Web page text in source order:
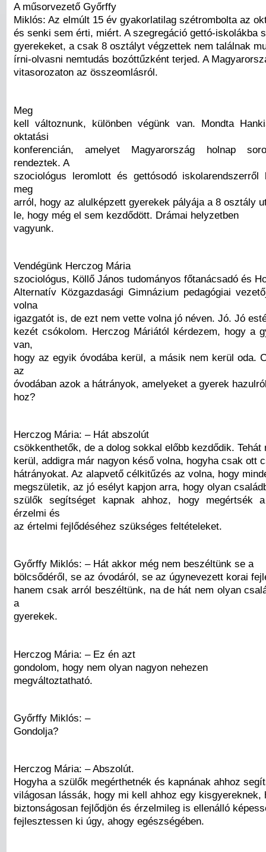
A műsorvezető Győrffy
Miklós: Az elmúlt 15 év gyakorlatilag szétrombolta az
és senki sem érti, miért. A szegregáció gettó-iskolákba
gyerekeket, a csak 8 osztályt végzettek nem találnak
írni-olvasni nemtudás bozóttűzként terjed. A
vitasorozaton az összeomlásról.
Meg
kell változnunk, különben végünk van. Mondta
oktatási
konferencián, amelyet Magyarország holnap
rendeztek. A
szociológus leromlott és gettósodó iskolarendszerről
meg
arról, hogy az alulképzett gyerekek pályája a 8 osztály
le, hogy még el sem kezdődött. Drámai helyzetben
vagyunk.
Vendégünk Herczog Mária
szociológus, Köllő János tudományos főtanácsadó és
Alternatív Közgazdasági Gimnázium pedagógiai
volna
igazgatót is, de ezt nem vette volna jó néven. Jó. Jó
kezét csókolom. Herczog Máriától kérdezem, hogy a
van,
hogy az egyik óvodába kerül, a másik nem kerül oda.
az
óvodában azok a hátrányok, amelyeket a gyerek
hoz?
Herczog Mária: – Hát abszolút
csökkenthetők, de a dolog sokkal előbb kezdődik. Tehát
kerül, addigra már nagyon késő volna, hogyha csak ott
hátrányokat. Az alapvető célkitűzés az volna, hogy
megszületik, az jó esélyt kapjon arra, hogy olyan
szülők segítséget kapnak ahhoz, hogy megértsék
érzelmi és
az értelmi fejlődéséhez szükséges feltételeket.
Győrffy Miklós: – Hát akkor még nem beszéltünk se a
bölcsődéről, se az óvodáról, se az úgynevezett korai
hanem csak arról beszéltünk, na de hát nem olyan
a
gyerekek.
Herczog Mária: – Ez én azt
gondolom, hogy nem olyan nagyon nehezen
megváltoztatható.
Győrffy Miklós: –
Gondolja?
Herczog Mária: – Abszolút.
Hogyha a szülők megérthetnék és kapnának ahhoz
világosan lássák, hogy mi kell ahhoz egy kisgyereknek,
biztonságosan fejlődjön és érzelmileg is ellenálló
fejlesztessen ki úgy, ahogy egészségében.